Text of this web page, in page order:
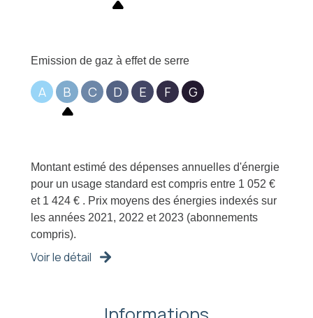
Emission de gaz à effet de serre
A B C D E F G
Montant estimé des dépenses annuelles d'énergie
pour un usage standard est compris entre 1 052 €
et 1 424 € . Prix moyens des énergies indexés sur
les années 2021, 2022 et 2023 (abonnements
compris).
Voir le détail